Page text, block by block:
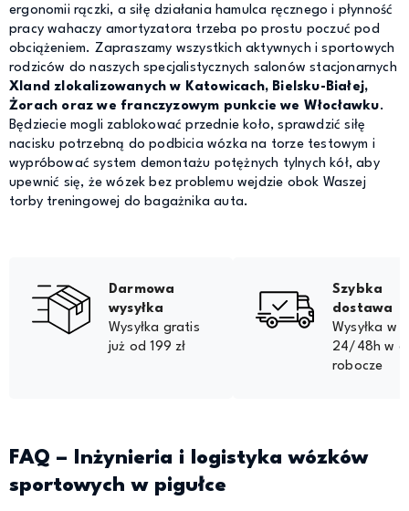
ergonomii rączki, a siłę działania hamulca ręcznego i płynność
pracy wahaczy amortyzatora trzeba po prostu poczuć pod
obciążeniem. Zapraszamy wszystkich aktywnych i sportowych
rodziców do naszych specjalistycznych salonów stacjonarnych
Xland zlokalizowanych w Katowicach, Bielsku-Białej,
Żorach oraz we franczyzowym punkcie we Włocławku.
Będziecie mogli zablokować przednie koło, sprawdzić siłę
nacisku potrzebną do podbicia wózka na torze testowym i
wypróbować system demontażu potężnych tylnych kół, aby
upewnić się, że wózek bez problemu wejdzie obok Waszej
torby treningowej do bagażnika auta.
Darmowa
wysyłka
Wysyłka gratis
już od 199 zł
Szybka
dostawa
Wysyłka w
24/48h w
robocze
FAQ – Inżynieria i logistyka wózków
sportowych w pigułce